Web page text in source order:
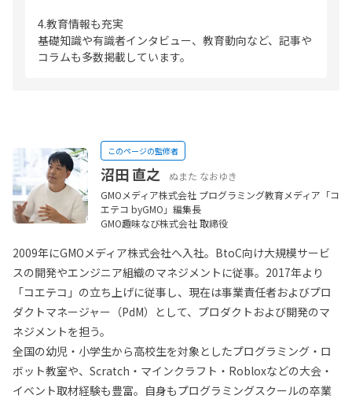
4.教育情報も充実
基礎知識や有識者インタビュー、教育動向など、記事や
コラムも多数掲載しています。
このページの監修者
沼田 直之
ぬまた なおゆき
GMOメディア株式会社 プログラミング教育メディア「コ
エテコ byGMO」編集長
GMO趣味なび株式会社 取締役
2009年にGMOメディア株式会社へ入社。BtoC向け大規模サービ
スの開発やエンジニア組織のマネジメントに従事。2017年より
「コエテコ」の立ち上げに従事し、現在は事業責任者およびプロ
ダクトマネージャー（PdM）として、プロダクトおよび開発のマ
ネジメントを担う。
全国の幼児・小学生から高校生を対象としたプログラミング・ロ
ボット教室や、Scratch・マインクラフト・Robloxなどの大会・
イベント取材経験も豊富。自身もプログラミングスクールの卒業